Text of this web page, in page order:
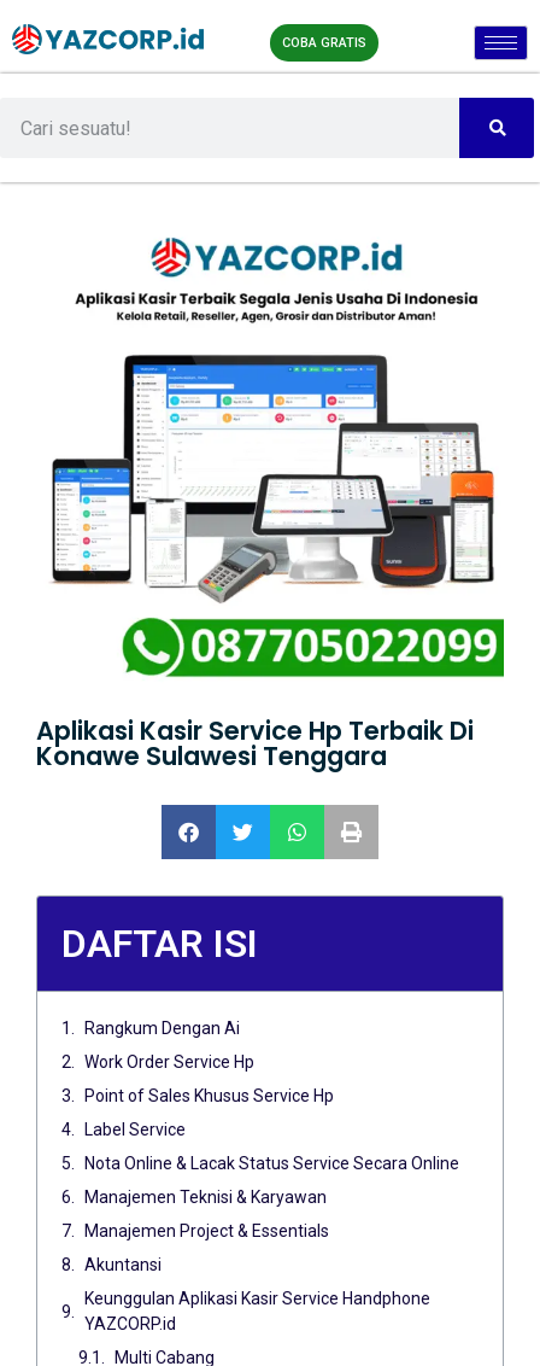
COBA GRATIS
Aplikasi Kasir Service Hp Terbaik Di
Konawe Sulawesi Tenggara
DAFTAR ISI
Rangkum Dengan Ai
Work Order Service Hp
Point of Sales Khusus Service Hp
Label Service
Nota Online & Lacak Status Service Secara Online
Manajemen Teknisi & Karyawan
Manajemen Project & Essentials
Akuntansi
Keunggulan Aplikasi Kasir Service Handphone
YAZCORP.id
Multi Cabang